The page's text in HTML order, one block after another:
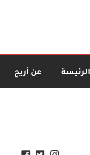
الرئيسة عن أريج